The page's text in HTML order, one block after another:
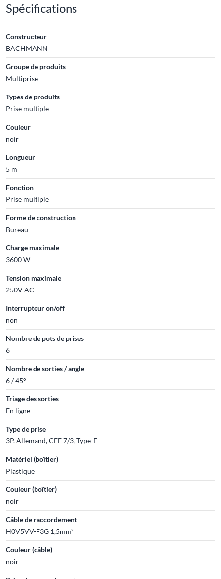
Spécifications
Constructeur
BACHMANN
Groupe de produits
Multiprise
Types de produits
Prise multiple
Couleur
noir
Longueur
5 m
Fonction
Prise multiple
Forme de construction
Bureau
Charge maximale
3600 W
Tension maximale
250V AC
Interrupteur on/off
non
Nombre de pots de prises
6
Nombre de sorties / angle
6 / 45°
Triage des sorties
En ligne
Type de prise
3P. Allemand, CEE 7/3, Type-F
Matériel (boîtier)
Plastique
Couleur (boîtier)
noir
Câble de raccordement
H0V5VV-F3G 1,5mm²
Couleur (câble)
noir